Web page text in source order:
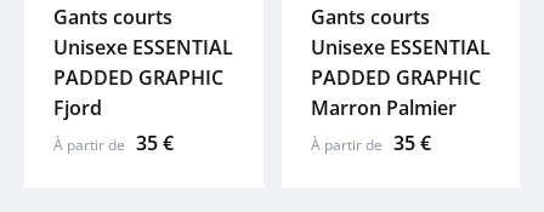
Gants courts
Unisexe ESSENTIAL
PADDED GRAPHIC
Fjord
À partir de 35 €
Gants courts
Unisexe ESSENTIAL
PADDED GRAPHIC
Marron Palmier
À partir de 35 €